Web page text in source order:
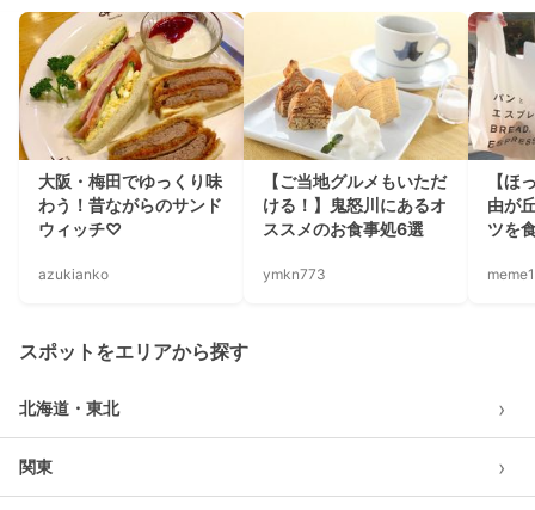
大阪・梅田でゆっくり味
わう！昔ながらのサンド
ウィッチ♡
azukianko
【ご当地グルメもいただ
ける！】鬼怒川にあるオ
ススメのお食事処6選
ymkn773
【ほ
由が
ツを
スポットをエリアから探す
北海道・東北 ›
関東 ›